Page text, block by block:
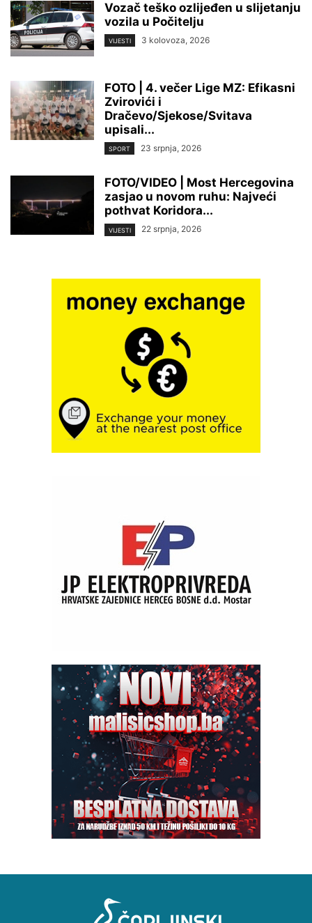
Vozač teško ozlijeđen u slijetanju
vozila u Počitelju
VIJESTI 3 kolovoza, 2026
FOTO | 4. večer Lige MZ: Efikasni
Zvirovići i
Dračevo/Sjekose/Svitava
upisali...
SPORT 23 srpnja, 2026
FOTO/VIDEO | Most Hercegovina
zasjao u novom ruhu: Najveći
pothvat Koridora...
VIJESTI 22 srpnja, 2026